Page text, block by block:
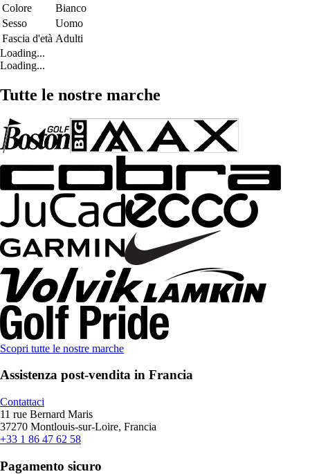
Colore
Bianco
Sesso
Uomo
Fascia d'età Adulti
Loading...
Loading...
Tutte le nostre marche
Scopri tutte le nostre marche
Assistenza post-vendita in Francia
Contattaci
11 rue Bernard Maris
37270 Montlouis-sur-Loire, Francia
+33 1 86 47 62 58
Pagamento sicuro